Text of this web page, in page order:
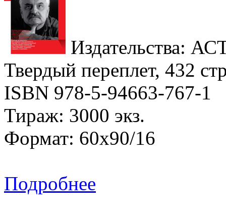
Издательства:
Твердый переплет, 432
ISBN 978-5-94663-767-1
Тираж: 3000 экз.
Формат: 60x90/16
Подробнее